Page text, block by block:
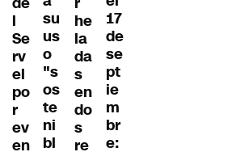
l
Se
rv
el
po
r
ev
en
su
us
o
"s
os
te
ni
bl
he
la
da
s
en
do
s
re
17
de
se
pt
ie
m
br
e: